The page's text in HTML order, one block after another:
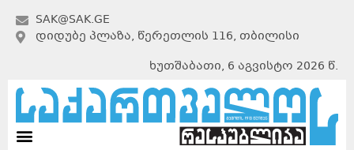
SAK@SAK.GE
ᲓᲘᲓᲣᲑᲔ ᲞᲚᲐᲖᲐ, ᲬᲔᲠᲔᲗᲚᲘᲡ 116, ᲗᲑᲘᲚᲘᲡᲘ
ხუთშაბათი, 6 აგვისტო 2026 წ.